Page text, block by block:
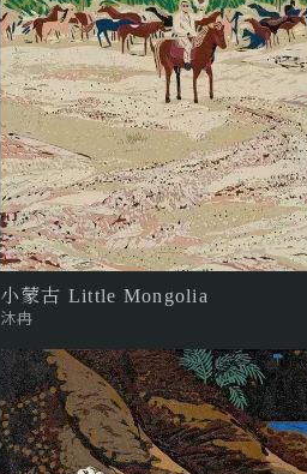
小蒙古 Little Mongolia
沐冉